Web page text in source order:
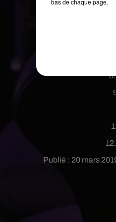
Publié : 20 mars